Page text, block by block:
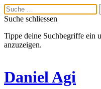
Suche schliessen
Tippe deine Suchbegriffe ein
anzuzeigen.
Daniel Agi